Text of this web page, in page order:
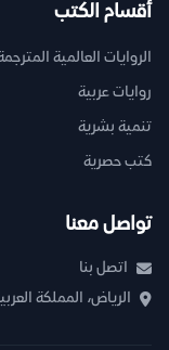
أقسام الكتب
الروايات العالمية
روايات عربية
تنمية بشرية
كتب حصرية
تواصل معنا
اتصل بنا
الرياض، المملكة